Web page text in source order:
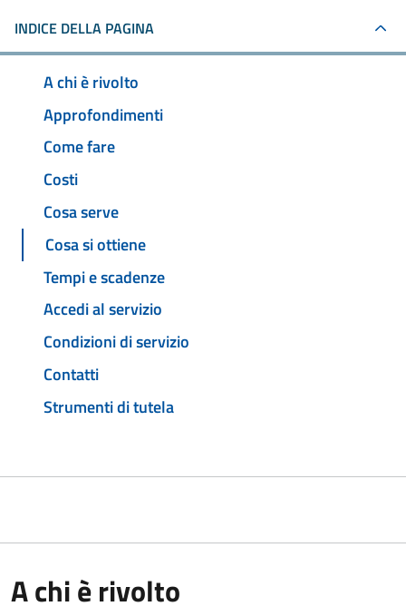
INDICE DELLA PAGINA
A chi è rivolto
Approfondimenti
Come fare
Costi
Cosa serve
Cosa si ottiene
Tempi e scadenze
Accedi al servizio
Condizioni di servizio
Contatti
Strumenti di tutela
A chi è rivolto